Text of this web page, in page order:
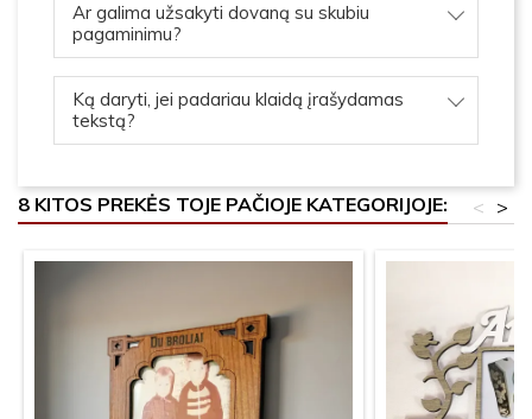
Ar galima užsakyti dovaną su skubiu
pagaminimu?
Ką daryti, jei padariau klaidą įrašydamas
tekstą?
8 KITOS PREKĖS TOJE PAČIOJE KATEGORIJOJE: >
<